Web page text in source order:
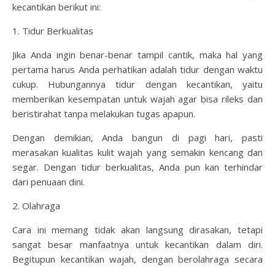
kecantikan berikut ini:
1. Tidur Berkualitas
Jika Anda ingin benar-benar tampil cantik, maka hal yang
pertama harus Anda perhatikan adalah tidur dengan waktu
cukup. Hubungannya tidur dengan kecantikan, yaitu
memberikan kesempatan untuk wajah agar bisa rileks dan
beristirahat tanpa melakukan tugas apapun.
Dengan demikian, Anda bangun di pagi hari, pasti
merasakan kualitas kulit wajah yang semakin kencang dan
segar. Dengan tidur berkualitas, Anda pun kan terhindar
dari penuaan dini.
2. Olahraga
Cara ini memang tidak akan langsung dirasakan, tetapi
sangat besar manfaatnya untuk kecantikan dalam diri.
Begitupun kecantikan wajah, dengan berolahraga secara